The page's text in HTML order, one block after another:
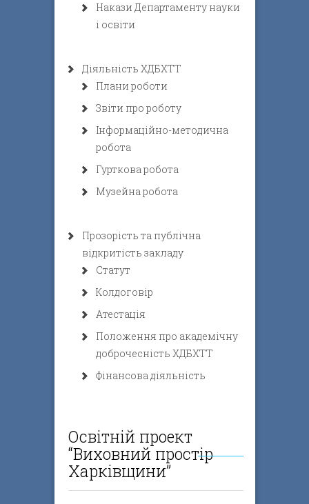
Накази Департаменту науки
і освіти
Діяльність ХДБХТТ
Плани роботи
Звіти про роботу
Інформаційно-методична
робота
Гурткова робота
Музейна робота
Прозорість та публічна
відкритість закладу
Статут
Колдоговір
Атестація
Положення про академічну
доброчесність ХДБХТТ
Фінансова діяльність
Освітній проект
“Виховний простір
Харківщини”